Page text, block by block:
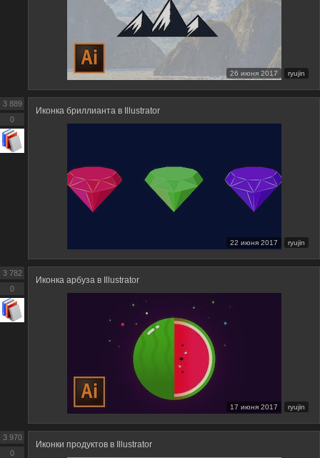
26 июня 2017 ryujin
Иконка бриллианта в Illustrator
22 июня 2017 ryujin
3 889
0
Иконка арбуза в Illustrator
17 июня 2017 ryujin
3 782
0
Иконки продуктов в Illustrator
3 970
0